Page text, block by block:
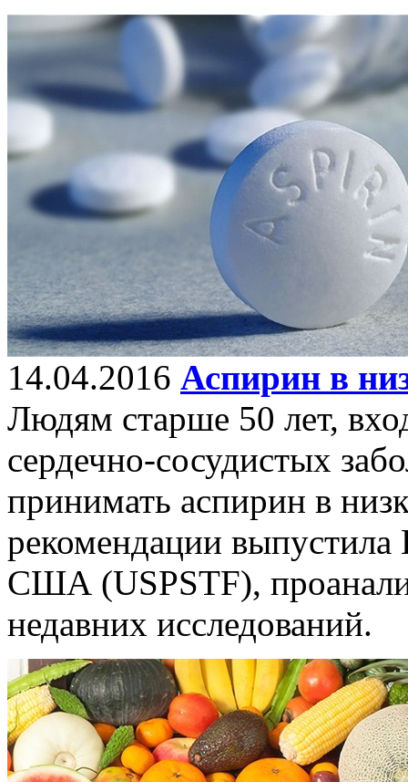
14.04.2016 Аспирин в
Людям старше 50 лет,
сердечно-сосудистых
принимать аспирин в
рекомендации
США (USPSTF),
недавних исследований.